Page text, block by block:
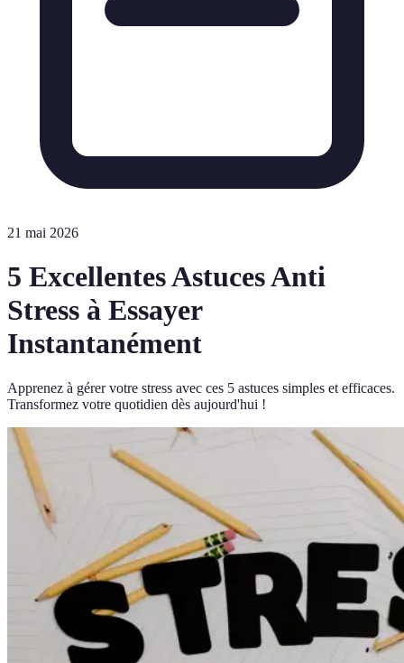
21 mai 2026
5 Excellentes Astuces Anti
Stress à Essayer
Instantanément
Apprenez à gérer votre stress avec ces 5 astuces simples et efficaces.
Transformez votre quotidien dès aujourd'hui !